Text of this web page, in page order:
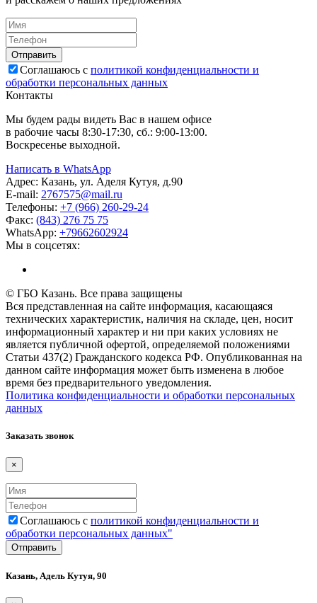
Соглашаюсь с политикой конфиденциальности и
обработки персональных данных
Контакты
Мы будем рады видеть Вас в нашем офисе
в рабочие часы 8:30-17:30, сб.: 9:00-13:00.
Воскресенье выходной.
Написать в WhatsApp
Адрес: Казань, ул. Аделя Кутуя, д.90
E-mail: 2767575@mail.ru
Телефоны: +7 (966) 260-29-24
Факс: (843) 276 75 75
WhatsApp: +79662602924
Мы в соцсетях:
© ГБО Казань. Все права защищены
Вся представленная на сайте информация, касающаяся
технических характеристик, наличия на складе, цен, носит
информационный характер и ни при каких условиях не
является публичной офертой, определяемой положениями
Статьи 437(2) Гражданского кодекса РФ. Опубликованная на
данном сайте информация может быть изменена в любое
время без предварительного уведомления.
Политика конфиденциальности и обработки персональных
данных
Заказать звонок
×
Соглашаюсь с политикой конфиденциальности и
обработки персональных данных"
Казань, Адель Кутуя, 90